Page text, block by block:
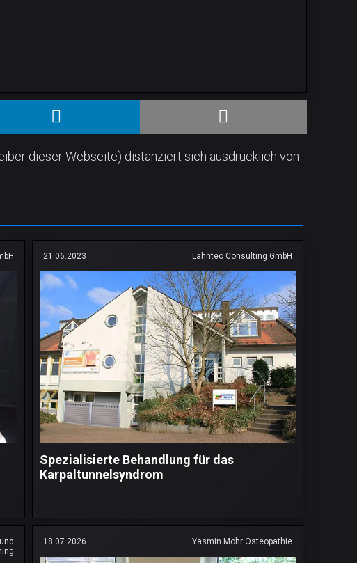
dieser Webseite) distanziert sich ausdrücklich von
21.06.2023 Lahntec Consulting GmbH
Spezialisierte Behandlung für das
Karpaltunnelsyndrom
18.07.2026 Yasmin Mohr Osteopathie